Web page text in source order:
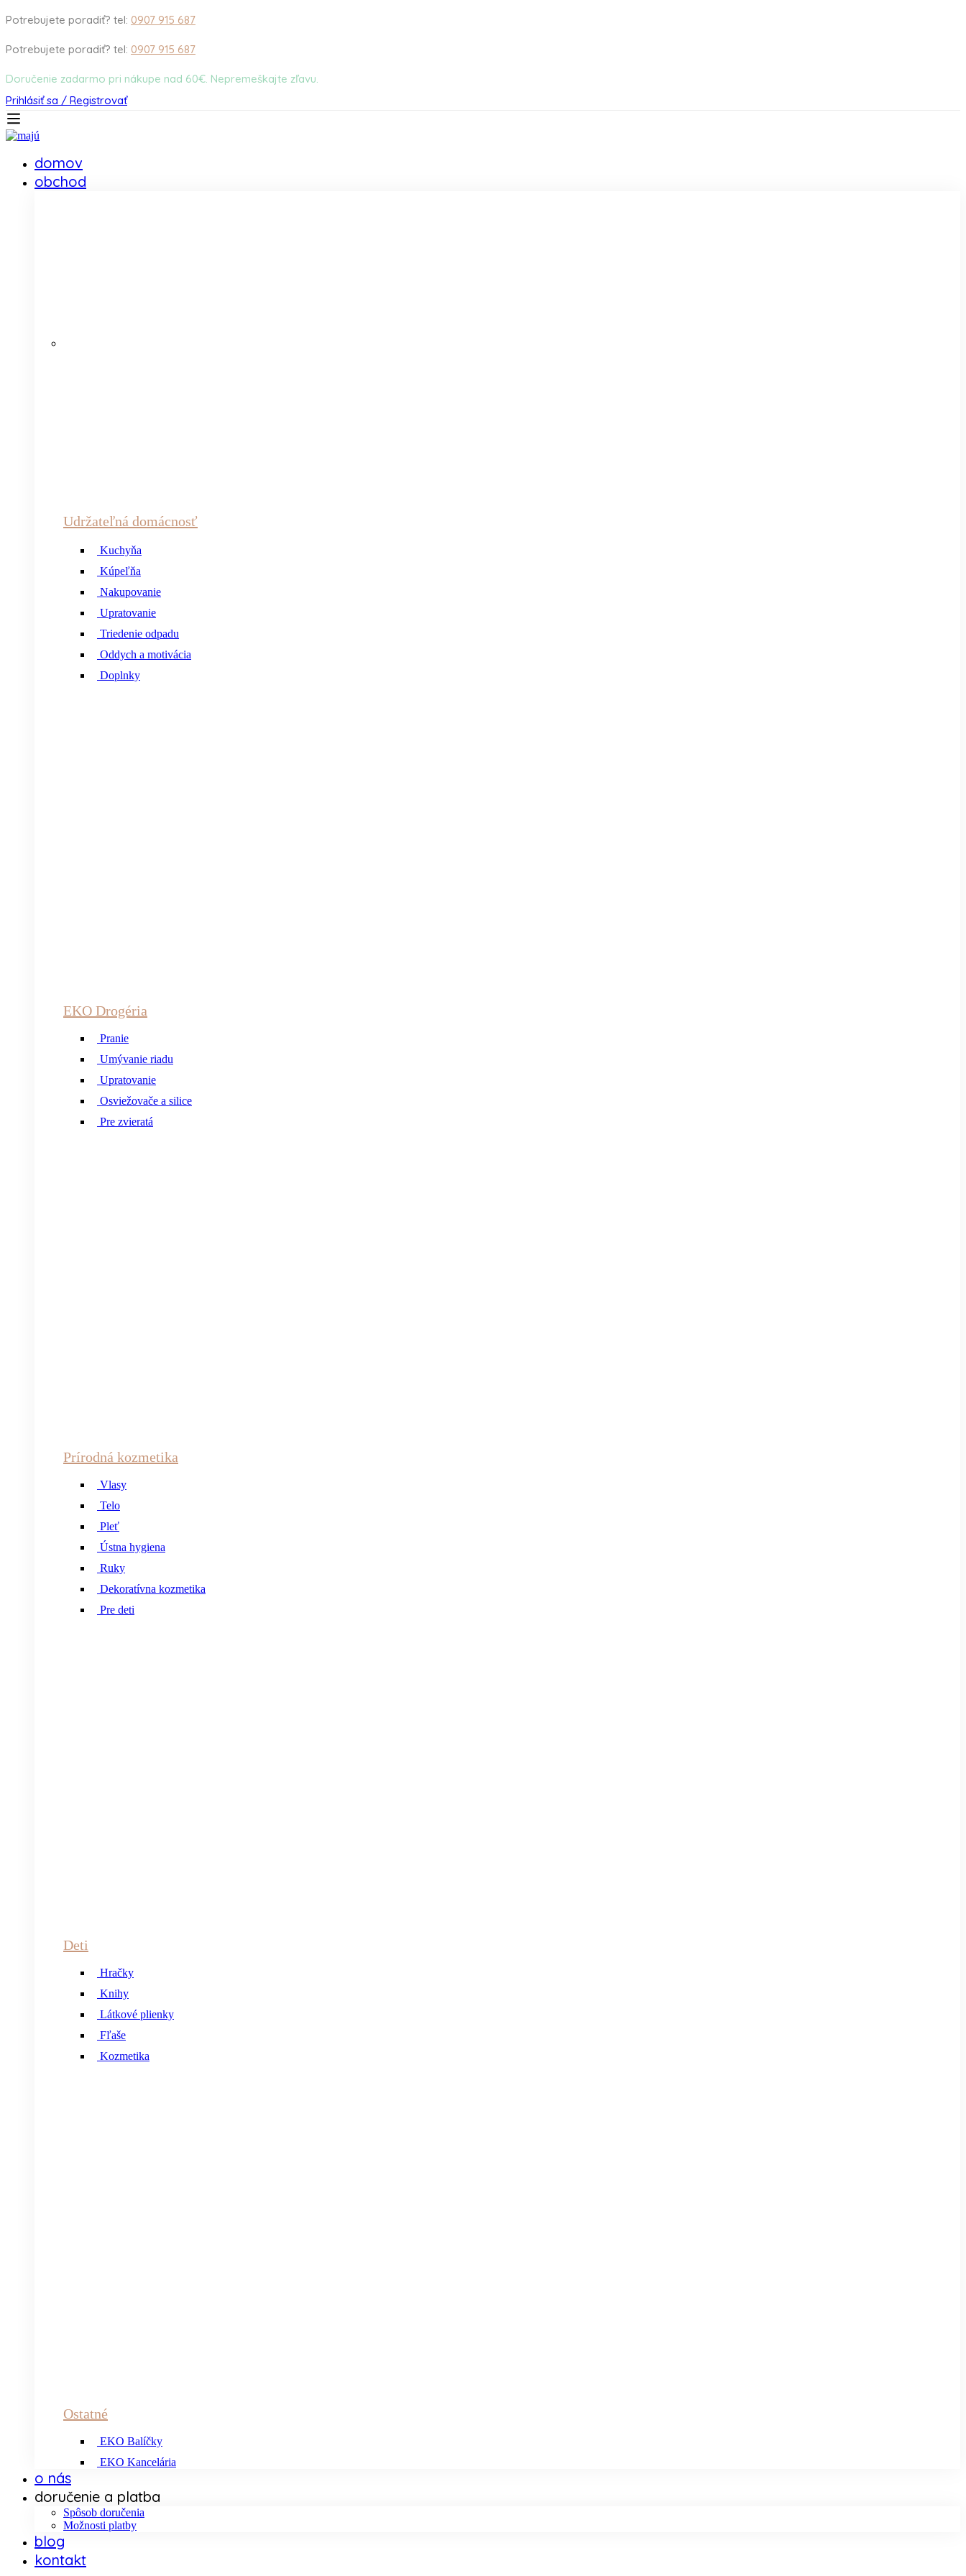
Potrebujete poradiť? tel: 0907 915 687
Potrebujete poradiť? tel: 0907 915 687
Doručenie zadarmo pri nákupe nad 60€. Nepremeškajte zľavu.
Prihlásiť sa / Registrovať
domov
obchod
Udržateľná domácnosť
Kuchyňa
Kúpeľňa
Nakupovanie
Upratovanie
Triedenie odpadu
Oddych a motivácia
Doplnky
EKO Drogéria
Pranie
Umývanie riadu
Upratovanie
Osviežovače a silice
Pre zvieratá
Prírodná kozmetika
Vlasy
Telo
Pleť
Ústna hygiena
Ruky
Dekoratívna kozmetika
Pre deti
Deti
Hračky
Knihy
Látkové plienky
Fľaše
Kozmetika
Ostatné
EKO Balíčky
EKO Kancelária
o nás
doručenie a platba
Spôsob doručenia
Možnosti platby
blog
kontakt